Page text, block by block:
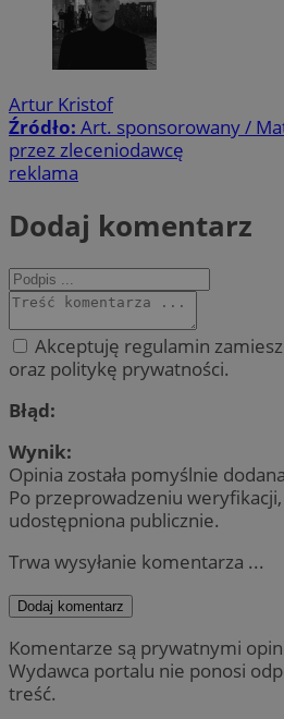
Artur Kristof
Źródło: Art. sponsorowany /
przez zleceniodawcę
reklama
Dodaj komentarz
Akceptuję regulamin
oraz politykę prywatności.
Błąd:
Wynik:
Opinia została pomyślnie
Po przeprowadzeniu
udostępniona publicznie.
Trwa wysyłanie komentarza ...
Dodaj komentarz
Komentarze są prywatnymi
Wydawca portalu nie ponosi
treść.